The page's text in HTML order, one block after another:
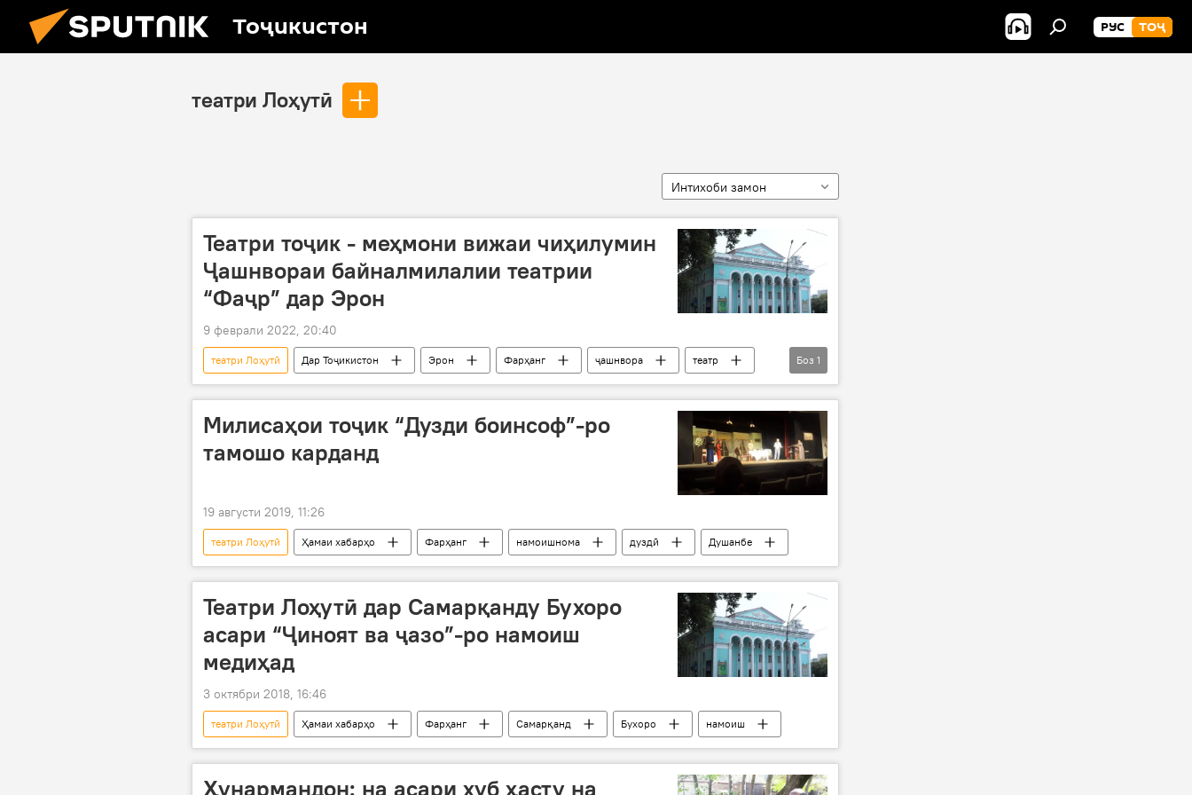
Тоҷикистон РУС ТОҶ
театри Лоҳутӣ
Интихоби замон
Театри тоҷик - меҳмони вижаи чиҳилумин
Ҷашнвораи байналмилалии театрии
“Фаҷр” дар Эрон
9 феврали 2022, 20:40
театри Лоҳутӣ Дар Тоҷикистон Эрон Фарҳанг ҷашнвора
театр
Теҳрон
Боз 1
Милисаҳои тоҷик “Дузди боинсоф”-ро
тамошо карданд
19 августи 2019, 11:26
театри Лоҳутӣ Ҳамаи хабарҳо Фарҳанг намоишнома дуздӣ Душанбе
Театри Лоҳутӣ дар Самарқанду Бухоро
асари “Ҷиноят ва ҷазо”-ро намоиш
медиҳад
3 октябри 2018, 16:46
театри Лоҳутӣ Ҳамаи хабарҳо Фарҳанг Самарқанд Бухоро намоиш
Ҳунармандон: на асари хуб ҳасту на